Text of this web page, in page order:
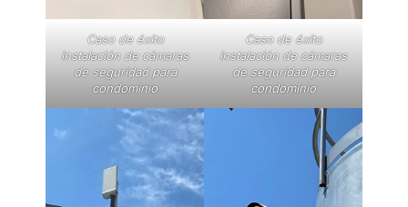
Caso de éxito
instalación de cámaras
de seguridad para
condominio
Caso de éxito
instalación de cámaras
de seguridad para
condominio